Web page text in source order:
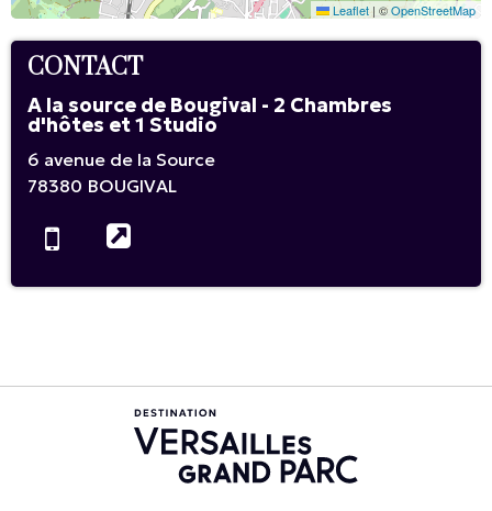
Leaflet | ©OpenStreetMap
CONTACT
A la source de Bougival - 2 Chambres
d'hôtes et 1 Studio
6 avenue de la Source
78380 BOUGIVAL